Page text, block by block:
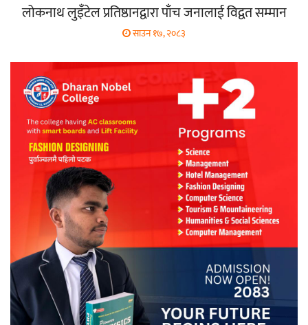
लोकनाथ लुइँटेल प्रतिष्ठानद्वारा पाँच जनालाई विद्वत सम्मान
साउन १७, २०८३